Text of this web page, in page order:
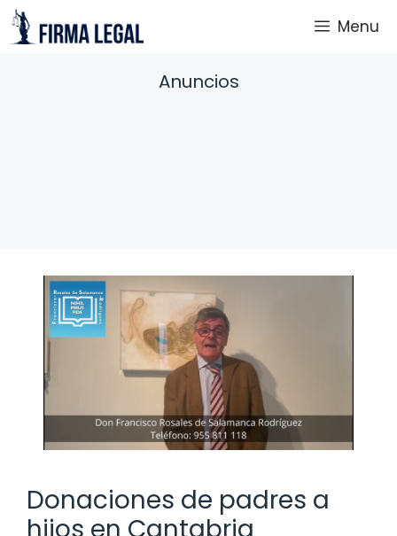
Saltar
al
Menu
Anuncios
Donaciones de padres a